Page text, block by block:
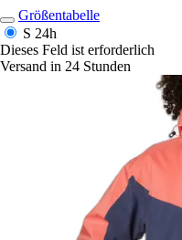
Größentabelle
S 24h
Dieses Feld ist erforderlich
Versand in 24 Stunden